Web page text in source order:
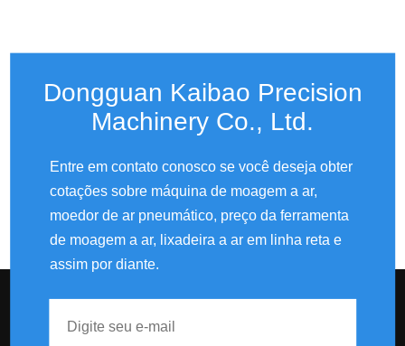
Dongguan Kaibao Precision
Machinery Co., Ltd.
Entre em contato conosco se você deseja obter
cotações sobre máquina de moagem a ar,
moedor de ar pneumático, preço da ferramenta
de moagem a ar, lixadeira a ar em linha reta e
assim por diante.